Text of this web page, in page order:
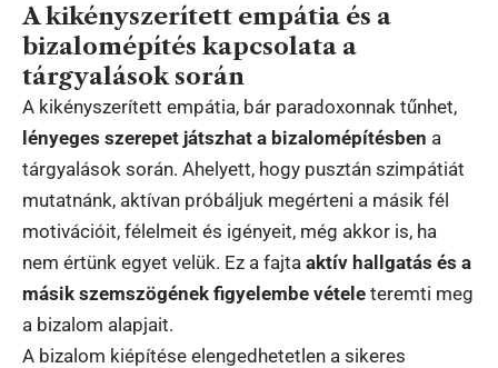
A kikényszerített empátia és a
bizalomépítés kapcsolata a
tárgyalások során
A kikényszerített empátia, bár paradoxonnak tűnhet,
lényeges szerepet játszhat a bizalomépítésben a
tárgyalások során. Ahelyett, hogy pusztán szimpátiát
mutatnánk, aktívan próbáljuk megérteni a másik fél
motivációit, félelmeit és igényeit, még akkor is, ha
nem értünk egyet velük. Ez a fajta aktív hallgatás és a
másik szemszögének figyelembe vétele teremti meg
a bizalom alapjait.
A bizalom kiépítése elengedhetetlen a sikeres